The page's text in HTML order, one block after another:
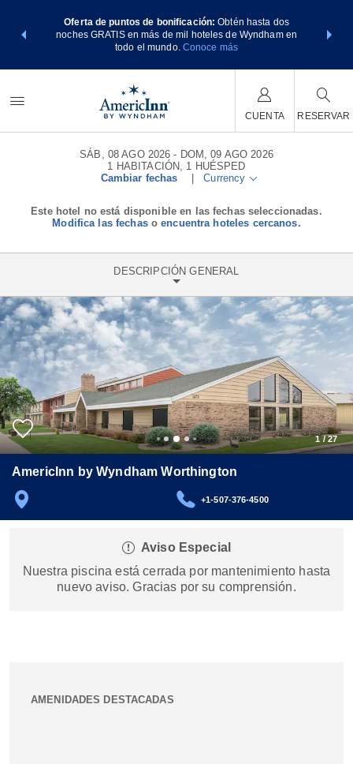
Wyndham
Oferta de puntos de bonificación:Obtén hasta dos
noches GRATIS en más de mil hoteles de Wyndham en
todo el mundo. Conoce más
de viaje
CUENTA RESERVAR
SÁB, 08 AGO 2026
DOM, 09 AGO 2026
1 HABITACIÓN, 1 HUÉSPED
Cambiar fechas
Currency
Este hotel no está disponible en las fechas seleccionadas.
Modifica las fechasoencuentra hoteles cercanos.
DESCRIPCIÓN GENERAL
1/27
AmericInn by Wyndham Worthington
+1-507-376-4500
Aviso Especial
Nuestra piscina está cerrada por mantenimiento hasta
nuevo aviso. Gracias por su comprensión.
AMENIDADES DESTACADAS